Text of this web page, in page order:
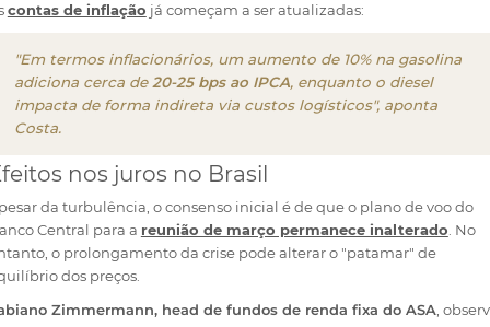
contas de inflação já começam a ser atualizadas:
"Em termos inflacionários, um aumento de 10% na gasolina
adiciona cerca de 20-25 bps ao IPCA, enquanto o diesel
impacta de forma indireta via custos logísticos", aponta
Costa.
nos juros no Brasil
da turbulência, o consenso inicial é de que o plano de voo do
Central para a reunião de março permanece inalterado. No
o prolongamento da crise pode alterar o "patamar" de
dos preços.
Zimmermann, head de fundos de renda fixa do ASA ,